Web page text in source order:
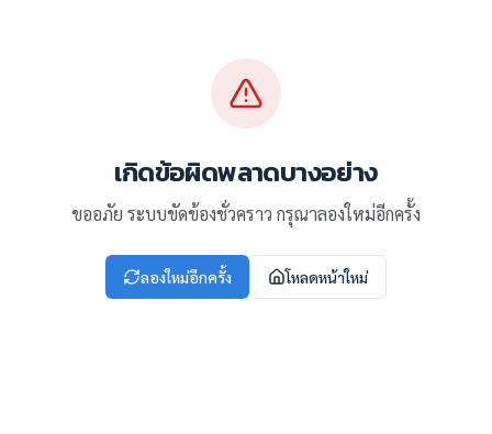
เกิดข้อผิดพลาดบางอย่าง
ขออภัย ระบบขัดข้องชั่วคราว กรุณาลองใหม่อีกครั้ง
ลองใหม่อีกครั้ง โหลดหน้าใหม่